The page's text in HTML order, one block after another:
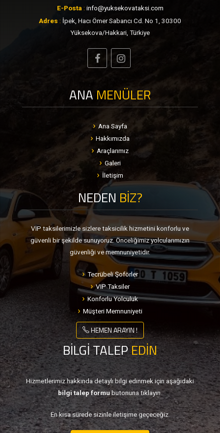
E-Posta : info@yuksekovataksi.com
Adres : İpek, Hacı Ömer Sabancı Cd. No 1, 30300
Yüksekova/Hakkari, Türkiye
ANA MENÜLER
Ana Sayfa
Hakkımızda
Araçlarımız
Galeri
İletişim
NEDENBİZ?
VIP taksilerimizle sizlere taksicilik hizmetini konforlu ve
güvenli bir şekilde sunuyoruz. Önceliğimiz yolcularımızın
güvenliği ve memnuniyetidir.
Tecrübeli Şoförler
VIP Taksiler
Konforlu Yolculuk
Müşteri Memnuniyeti
HEMEN ARAYIN !
BİLGİ TALEPEDİN
Hizmetlerimiz hakkında detaylı bilgi edinmek için aşağıdaki
bilgi talep formubutonuna tıklayın.
En kısa sürede sizinle iletişime geçeceğiz.